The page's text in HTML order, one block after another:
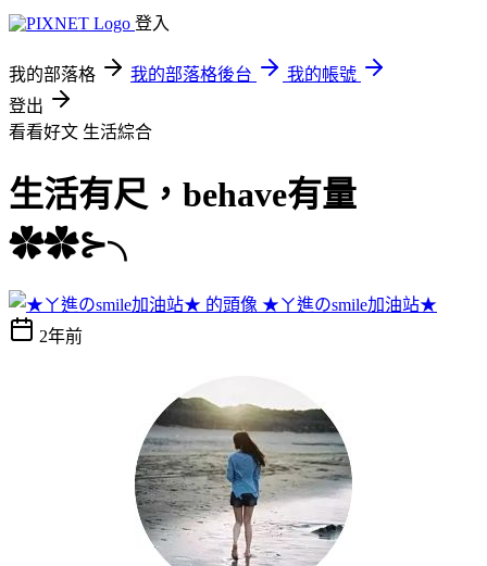
登入
我的部落格 我的部落格後台
我的帳號
登出
看看好文 生活綜合
生活有尺，behave有量
✿✿⊱╮
★ㄚ進のsmile加油站★
2年前